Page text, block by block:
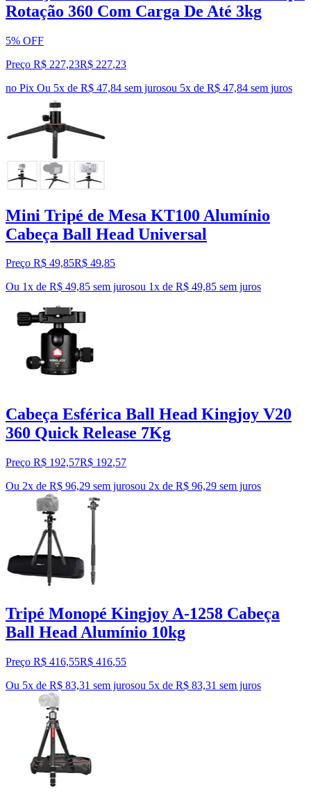
Rotação 360 Com Carga De Até 3kg
5% OFF
Preço R$ 227,23R$ 227,23
no Pix Ou 5x de R$ 47,84 sem jurosou 5x de R$ 47,84 sem juros
Mini Tripé de Mesa KT100 Alumínio
Cabeça Ball Head Universal
Preço R$ 49,85R$ 49,85
Ou 1x de R$ 49,85 sem jurosou 1x de R$ 49,85 sem juros
Cabeça Esférica Ball Head Kingjoy V20
360 Quick Release 7Kg
Preço R$ 192,57R$ 192,57
Ou 2x de R$ 96,29 sem jurosou 2x de R$ 96,29 sem juros
Tripé Monopé Kingjoy A-1258 Cabeça
Ball Head Alumínio 10kg
Preço R$ 416,55R$ 416,55
Ou 5x de R$ 83,31 sem jurosou 5x de R$ 83,31 sem juros